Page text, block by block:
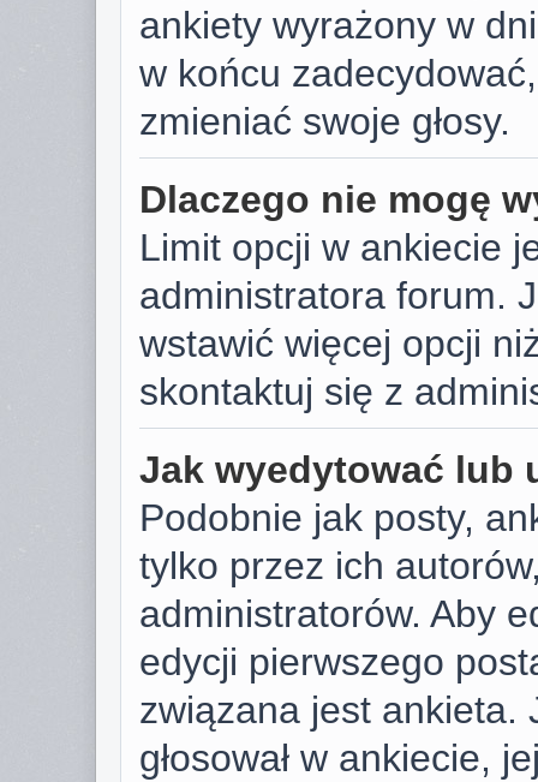
ankiety wyrażony w
w końcu
zmieniać swoje głosy.
Dlaczego nie mogę
Limit opcji w ankiecie
administratora forum.
wstawić więcej opcji
skontaktuj się z
Jak wyedytować lub
Podobnie jak posty,
tylko przez ich
administratorów. Aby
edycji pierwszego
związana jest ankieta.
głosował w ankiecie,